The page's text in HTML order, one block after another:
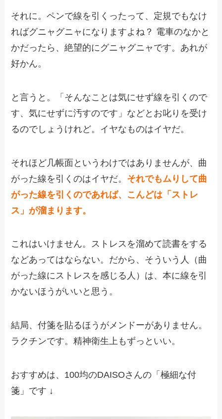
それに。ペンで線を引くったって、定規でもなけ
ればグニャグニャになりますよね？ 電車のなかと
かだったら、絶望的にグニャグニャです。あれが
好かん。
と言うと。「そんなことは気にせず線を引くので
す、気にせずに汚すのです」などとお叱りを受け
るのでしょうけれど。イヤなものはイヤだ。
それほど几帳面というわけではありませんが、曲
がった線を引くのはイヤだ。 それでもムりして曲
がった線を引くのであれば、こんどは「ストレ
ス」が溜まります。
これはいけません。ストレスを溜めて読書をする
などあってはならない。だから、そういう人（曲
がった線にストレスを感じる人）は、本に線を引
かないほうがいいと思う。
結局、付箋を貼るほうがメンドーがありません。
ラクチンです。精神衛生上もずっといい。
おすすめは、100均のDAISOさんの「極細な付
箋」です ↓